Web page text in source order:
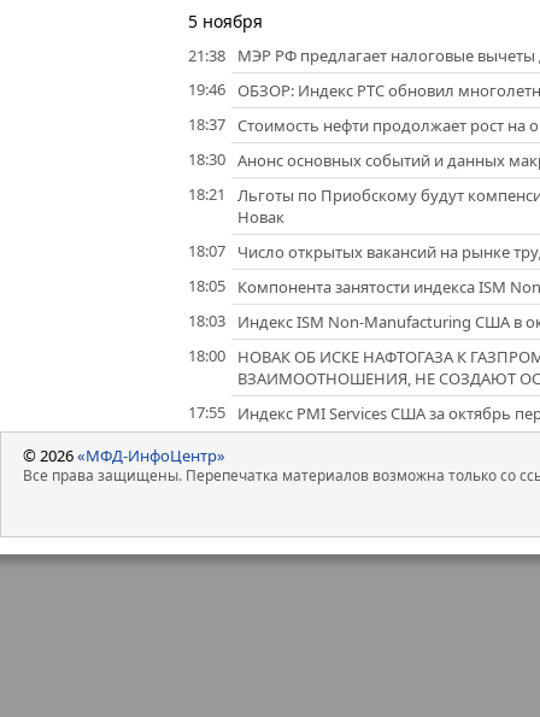
5 ноября
21:38
МЭР РФ предлагает налоговые
19:46 ОБЗОР: Индекс РТС обновил
18:37 Стоимость нефти продолжает рост на
18:30 Анонс основных событий и данных
18:21
Льготы по Приобскому будут
Новак
18:07
Число открытых вакансий на рынке
18:05
Компонента занятости индекса ISM
18:03
Индекс ISM Non-Manufacturing США в
18:00
НОВАК ОБ ИСКЕ НАФТОГАЗА К
ВЗАИМООТНОШЕНИЯ, НЕ СОЗДАЮТ
17:55
Индекс PMI Services США за октябрь
© 2026«МФД-ИнфоЦентр»
Все права защищены. Перепечатка материалов возможна только со